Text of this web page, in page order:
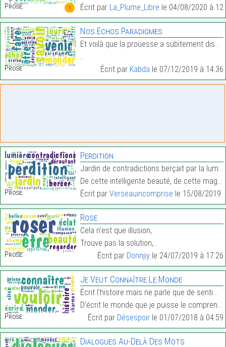
1
Prose:
Écrit par La_Plume_Libre le 04/08/2020 à
Prose:
Nos Échos Paradigmes
Et voilà que la prouesse a subitement disparue, el
…
Écrit par Kabda le 07/12/2019 à 14:36
Prose:
Perdition
Jardin de contradictions berçait par la lumière dé
De cette intelligente beauté, de cette magie insou…
Écrit par Verseauincomprise le 15/08/2019
Prose:
Rose
Cela n’est que illusion,
Trouve pas la solution,…
Écrit par Donnjiyle 24/07/2019 à 17:26
Prose:
Je Veut Connaître Le Monde
Écrit l’histoire mais ne parle que de sentiments
D’écrit le monde que je puisse le comprendre…
Écrit par Désespoirle 01/07/2018 à 04:59
Dialogues Au-Delà Des Mots.